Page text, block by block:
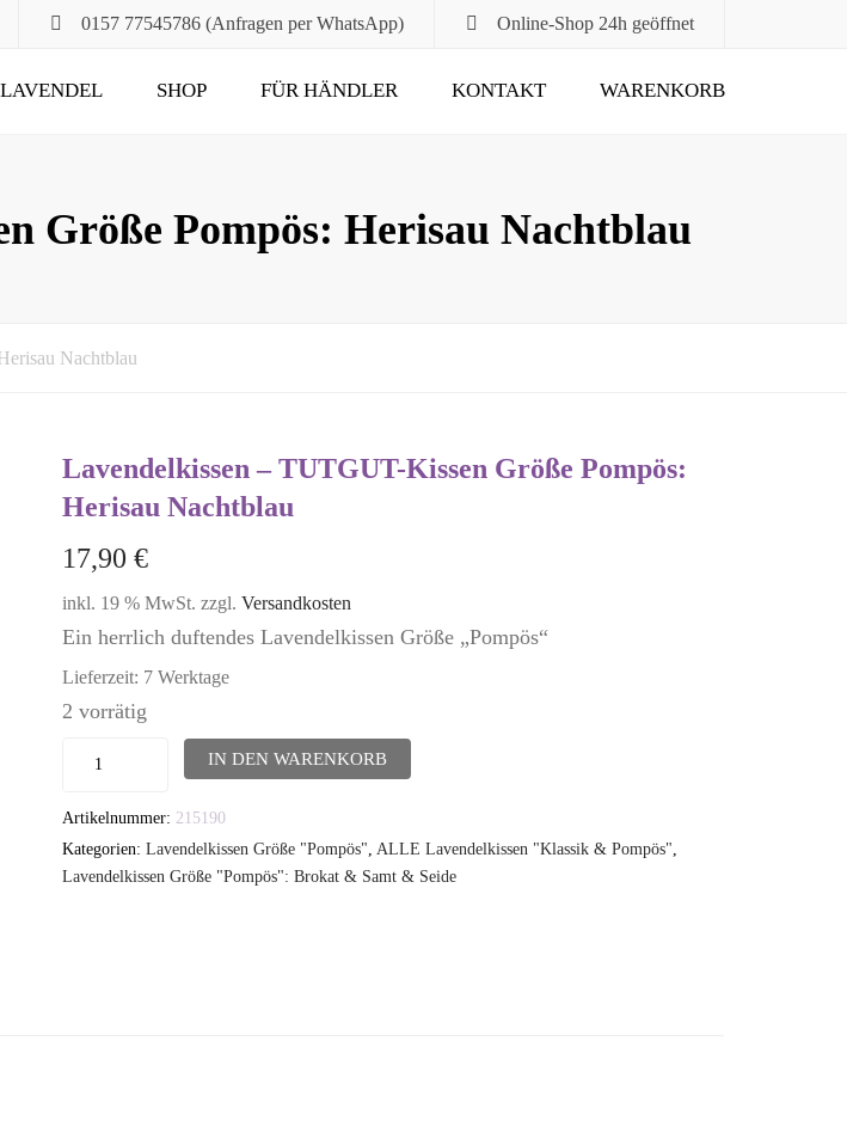
0157 77545786 (Anfragen per WhatsApp) Online-Shop 24h geöffnet
Submit
LAVENDEL
HALS
SHOP FÜR HÄNDLER KONTAKT WARENKORB
Größe Pompös: Herisau Nachtblau
Nachtblau
Lavendelkissen – TUTGUT-Kissen Größe Pompös:
Herisau Nachtblau
17,90 €
inkl. 19 % MwSt. zzgl. Versandkosten
Ein herrlich duftendes Lavendelkissen Größe „Pompös“
Lieferzeit: 7 Werktage
2 vorrätig
Lavendelkissen
TUTGUT-
Kissen
IN DEN WARENKORB
Artikelnummer: 215190
Kategorien: Lavendelkissen Größe "Pompös" ALLE Lavendelkissen "Klassik & Pompös"
Lavendelkissen Größe "Pompös": Brokat & Samt & Seide